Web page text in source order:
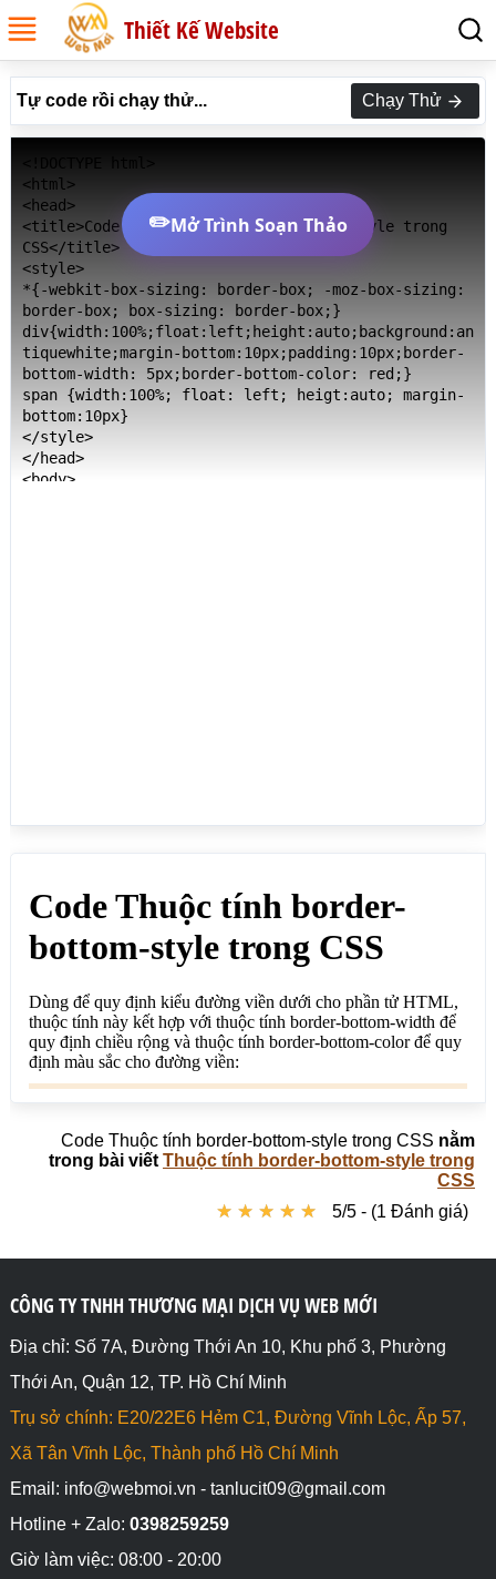
Thiết Kế Website
Tự code rồi chạy thử... Chạy Thử
<html>
<head>
<title>Code Thuộc tính border-bottom-style trong
CSS</title>
<style>
*{-webkit-box-sizing: border-box; -moz-box-sizing:
border-box; box-sizing: border-box;}
div{width:100%;float:left;height:auto;background:an
tiquewhite;margin-bottom:10px;padding:10px;border-
bottom-width: 5px;border-bottom-color: red;}
span {width:100%; float: left; heigt:auto; margin-
bottom:10px}
</style>
</head>
<body>
<div style="border-bottom-style: dashed;">border-
bottom-style: dashed;</div>
<div style="border-bottom-style: inset;">border-
<div style="border-bottom-style: outset;">border-
bottom-style: outset;</div>
<div style="border-bottom-style: ridge;">border-
<div style="border-bottom-style: groove;">border-
bottom-style: groove;</div>
<div style="border-bottom-style: none;">border-
bottom-style: hidden;</div>
</body>
✏️Mở Trình Soạn Thảo
Code Thuộc tính border-bottom-style trong CSS nằm
trong bài viết Thuộc tính border-bottom-style trong
CSS
★ ★ ★ ★ ★
★ ★ ★ ★ ★ 5/5 - (1 Đánh giá)
CÔNG TY TNHH THƯƠNG MẠI DỊCH VỤ WEB MỚI
Địa chỉ: Số 7A, Đường Thới An 10, Khu phố 3, Phường
Thới An, Quận 12, TP. Hồ Chí Minh
Trụ sở chính: E20/22E6 Hẻm C1, Đường Vĩnh Lộc, Ấp 57,
Xã Tân Vĩnh Lộc, Thành phố Hồ Chí Minh
Email: info@webmoi.vn - tanlucit09@gmail.com
Hotline + Zalo: 0398259259
Giờ làm việc: 08:00 - 20:00